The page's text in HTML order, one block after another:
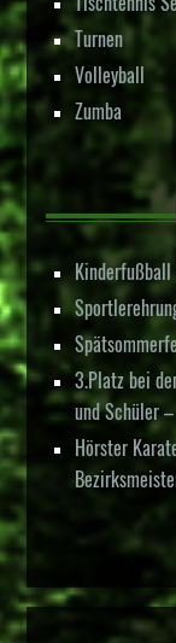
Turnen
Volleyball
Zumba
3.Platz bei
und Schüler –
Hörster